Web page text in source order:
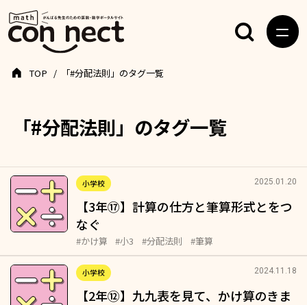
「#分配法則」のタグ一覧
TOP 「#分配法則」のタグ一覧
小学校 2025.01.20
【3年⑰】計算の仕方と筆算形式とをつ
なぐ
#かけ算 #小3 #分配法則 #筆算
小学校 2024.11.18
【2年⑫】九九表を見て、かけ算のきま